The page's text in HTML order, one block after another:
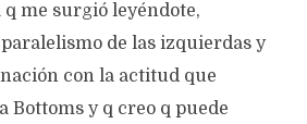
me surgió leyéndote,
de las izquierdas y
con la actitud que
Bottoms y q creo q puede